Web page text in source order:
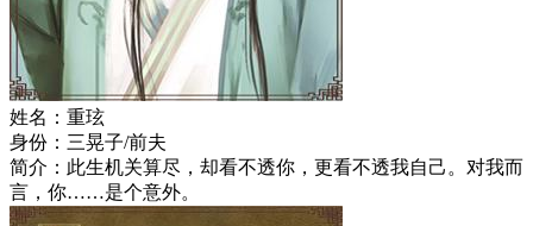
姓名：重玹
身份：三晃子/前夫
简介：此生机关算尽，却看不透你，更看不透我自己。对我而
言，你……是个意外。